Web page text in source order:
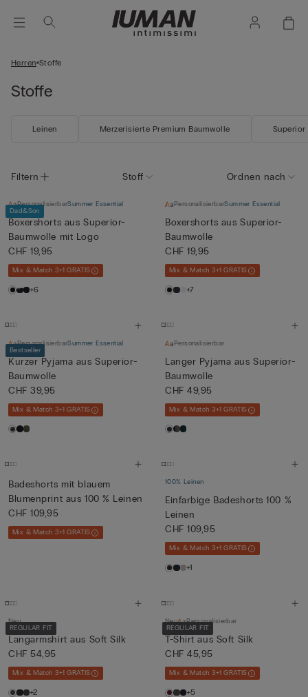
Herren Stoffe
Stoffe
Leinen Merzerisierte Premium Baumwolle Superior
Filtern Stoff Ordnen nach
Dad&Son
PersonalisierbarSummer Essential
Boxershorts aus Superior-
Baumwolle mit Logo
CHF 19,95
Mix & Match 3+1 GRATIS
+6
PersonalisierbarSummer Essential
Boxershorts aus Superior-
Baumwolle
CHF 19,95
Mix & Match 3+1 GRATIS
+7
Bestseller
PersonalisierbarSummer Essential
Kurzer Pyjama aus Superior-
Baumwolle
CHF 39,95
Mix & Match 3+1 GRATIS
Personalisierbar
Langer Pyjama aus Superior-
Baumwolle
CHF 49,95
Mix & Match 3+1 GRATIS
Badeshorts mit blauem
Blumenprint aus 100 % Leinen
CHF 109,95
Mix & Match 3+1 GRATIS
100% Leinen
Einfarbige Badeshorts 100 %
Leinen
CHF 109,95
Mix & Match 3+1 GRATIS
+1
REGULAR FIT
Neu
Langarmshirt aus Soft Silk
CHF 54,95
Mix & Match 3+1 GRATIS
+2
REGULAR FIT
Neu Personalisierbar
T-Shirt aus Soft Silk
CHF 45,95
Mix & Match 3+1 GRATIS
+5